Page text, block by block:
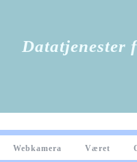
Datatjenester
Webkamera Været